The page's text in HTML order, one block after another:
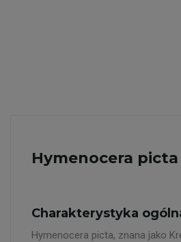
Hymenocera
Charakterystyka
Hymenocera picta, znana jako